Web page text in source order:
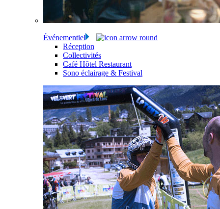
Événementiel
Réception
Collectivités
Café Hôtel Restaurant
Sono éclairage & Festival